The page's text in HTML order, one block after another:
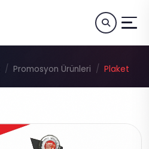
Promosyon Ürünleri Plaket